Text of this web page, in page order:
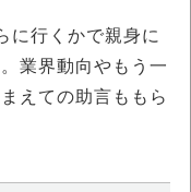
に行くかで親身に
業界動向やもう一
えての助言ももら